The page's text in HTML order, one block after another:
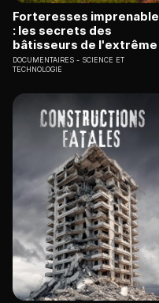
Forteresses
: les secrets des
bâtisseurs de l'extrême
DOCUMENTAIRES
SCIENCE ET
TECHNOLOGIE